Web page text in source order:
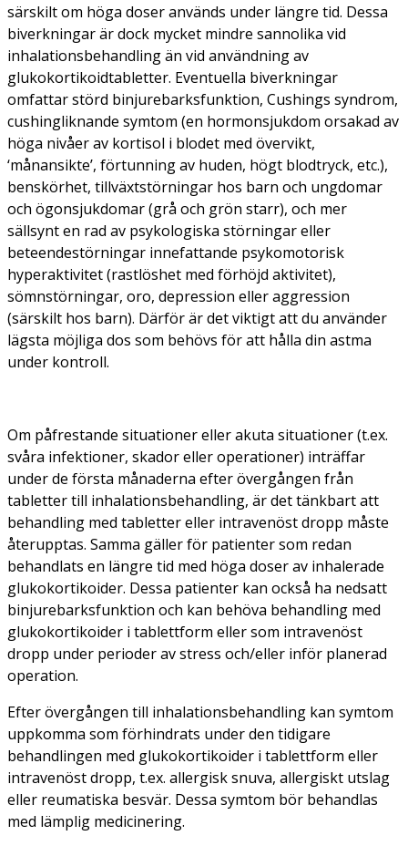
särskilt om höga doser används under längre tid. Dessa
biverkningar är dock mycket mindre sannolika vid
inhalationsbehandling än vid användning av
glukokortikoidtabletter. Eventuella biverkningar
omfattar störd binjurebarksfunktion, Cushings syndrom,
cushingliknande symtom (en hormonsjukdom orsakad av
höga nivåer av kortisol i blodet med övervikt,
‘månansikte’, förtunning av huden, högt blodtryck, etc.),
benskörhet, tillväxtstörningar hos barn och ungdomar
och ögonsjukdomar (grå och grön starr), och mer
sällsynt en rad av psykologiska störningar eller
beteendestörningar innefattande psykomotorisk
hyperaktivitet (rastlöshet med förhöjd aktivitet),
sömnstörningar, oro, depression eller aggression
(särskilt hos barn). Därför är det viktigt att du använder
lägsta möjliga dos som behövs för att hålla din astma
under kontroll.
Om påfrestande situationer eller akuta situationer (t.ex.
svåra infektioner, skador eller operationer) inträffar
under de första månaderna efter övergången från
tabletter till inhalationsbehandling, är det tänkbart att
behandling med tabletter eller intravenöst dropp måste
återupptas. Samma gäller för patienter som redan
behandlats en längre tid med höga doser av inhalerade
glukokortikoider. Dessa patienter kan också ha nedsatt
binjurebarksfunktion och kan behöva behandling med
glukokortikoider i tablettform eller som intravenöst
dropp under perioder av stress och/eller inför planerad
operation.
Efter övergången till inhalationsbehandling kan symtom
uppkomma som förhindrats under den tidigare
behandlingen med glukokortikoider i tablettform eller
intravenöst dropp, t.ex. allergisk snuva, allergiskt utslag
eller reumatiska besvär. Dessa symtom bör behandlas
med lämplig medicinering.